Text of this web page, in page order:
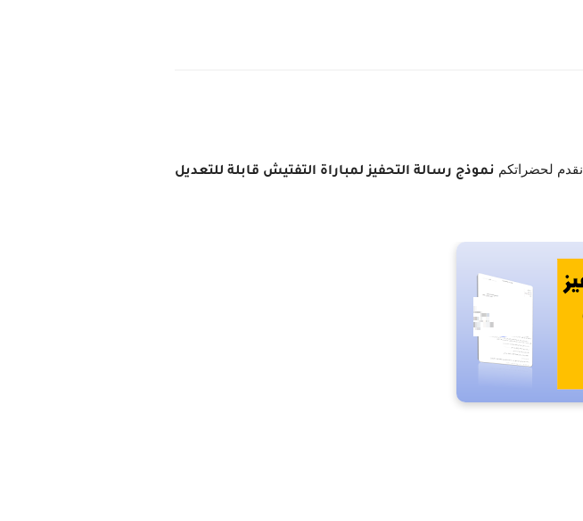
نقدم لحضراتكم نموذج رسالة التحفيز لمباراة التفتيش قابلة للتعديل